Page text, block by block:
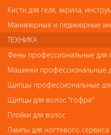
Код
Обратите внимание
Внешний вид товара «1982
отличаться от фотографий на
вида и комплектности
описанием на сайте не
Кисти для геля, акрила,
Маникюрные и педикюрные
ТЕХНИКА
Фены профессиональные для
Машинки профессиональные
Щипцы профессиональные
Щипцы для волос "гофре"
Плойки для волос
Лампы для ногтевого сервиса